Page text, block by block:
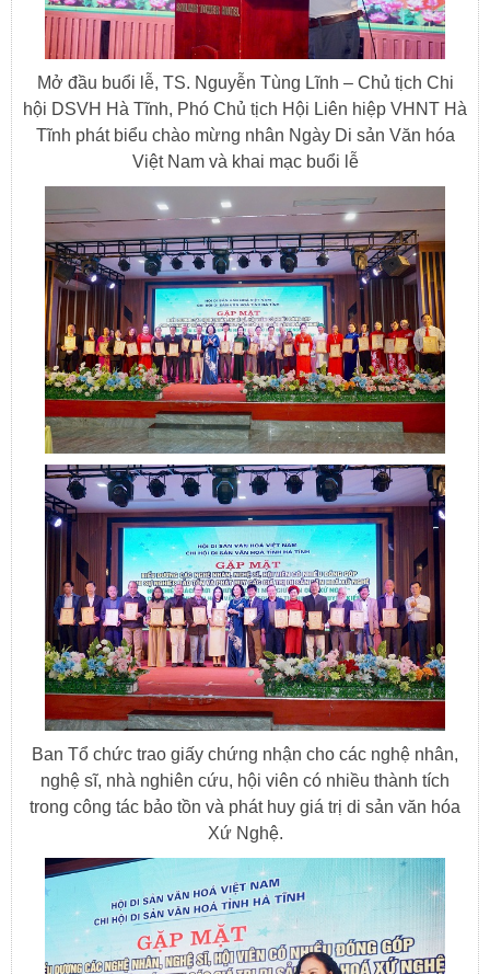
Mở đầu buổi lễ, TS. Nguyễn Tùng Lĩnh – Chủ tịch Chi
hội DSVH Hà Tĩnh, Phó Chủ tịch Hội Liên hiệp VHNT Hà
Tĩnh phát biểu chào mừng nhân Ngày Di sản Văn hóa
Việt Nam và khai mạc buổi lễ
Ban Tổ chức trao giấy chứng nhận cho các nghệ nhân,
nghệ sĩ, nhà nghiên cứu, hội viên có nhiều thành tích
trong công tác bảo tồn và phát huy giá trị di sản văn hóa
Xứ Nghệ.